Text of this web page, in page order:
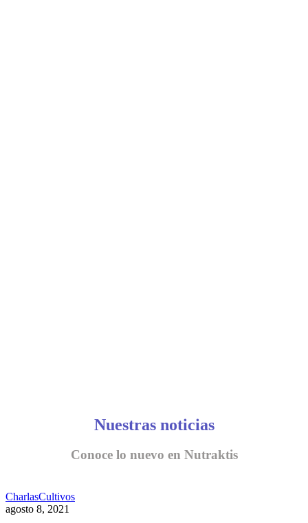
Nuestras noticias
Conoce lo nuevo en Nutraktis
CharlasCultivos
agosto 8, 2021